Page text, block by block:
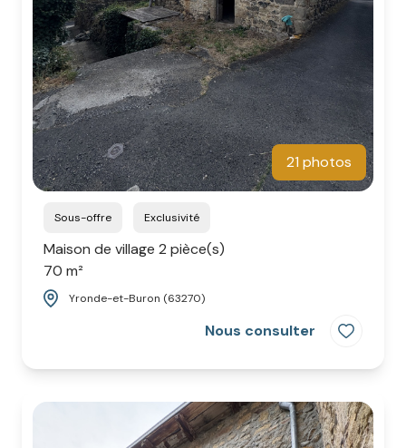
21 photos
Sous-offre Exclusivité
Maison de village 2 pièce(s)
70 m²
Yronde-et-Buron (63270)
Nous consulter